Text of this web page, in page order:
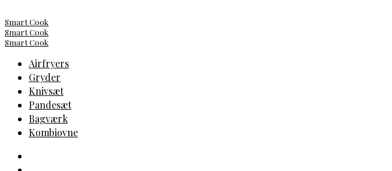
Smart Cook
Smart Cook
Smart Cook
Airfryers
Gryder
Knivsæt
Pandesæt
Bagværk
Kombiovne